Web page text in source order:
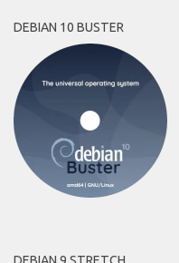
DEBIAN 10 BUSTER